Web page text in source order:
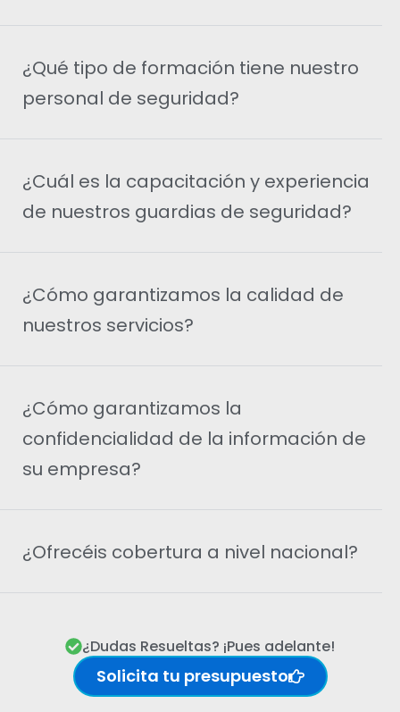
¿Qué tipo de formación tiene nuestro
personal de seguridad?
¿Cuál es la capacitación y experiencia
de nuestros guardias de seguridad?
¿Cómo garantizamos la calidad de
nuestros servicios?
¿Cómo garantizamos la
confidencialidad de la información de
su empresa?
¿Ofrecéis cobertura a nivel nacional?
¿Dudas Resueltas? ¡Pues adelante!
Solicita tu presupuesto